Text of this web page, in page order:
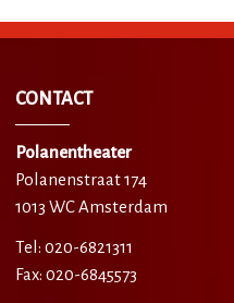
CONTACT
Polanentheater
Polanenstraat 174
1013 WC Amsterdam
Tel: 020-6821311
Fax: 020-6845573